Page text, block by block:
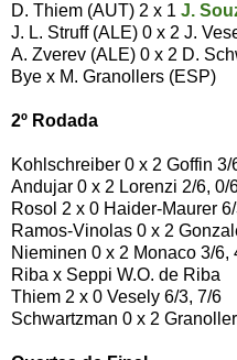
D. Thiem (AUT) 2 x 1 J.
J. L. Struff (ALE) 0 x 2 J.
A. Zverev (ALE) 0 x 2 D.
Bye x M. Granollers (ESP)
2º Rodada
Kohlschreiber 0 x 2 Goffin 3/
Andujar 0 x 2 Lorenzi 2/6, 0/
Rosol 2 x 0 Haider-Maurer
Ramos-Vinolas 0 x 2
Nieminen 0 x 2 Monaco 3/6,
Riba x Seppi W.O. de Riba
Thiem 2 x 0 Vesely 6/3, 7/6
Schwartzman 0 x 2